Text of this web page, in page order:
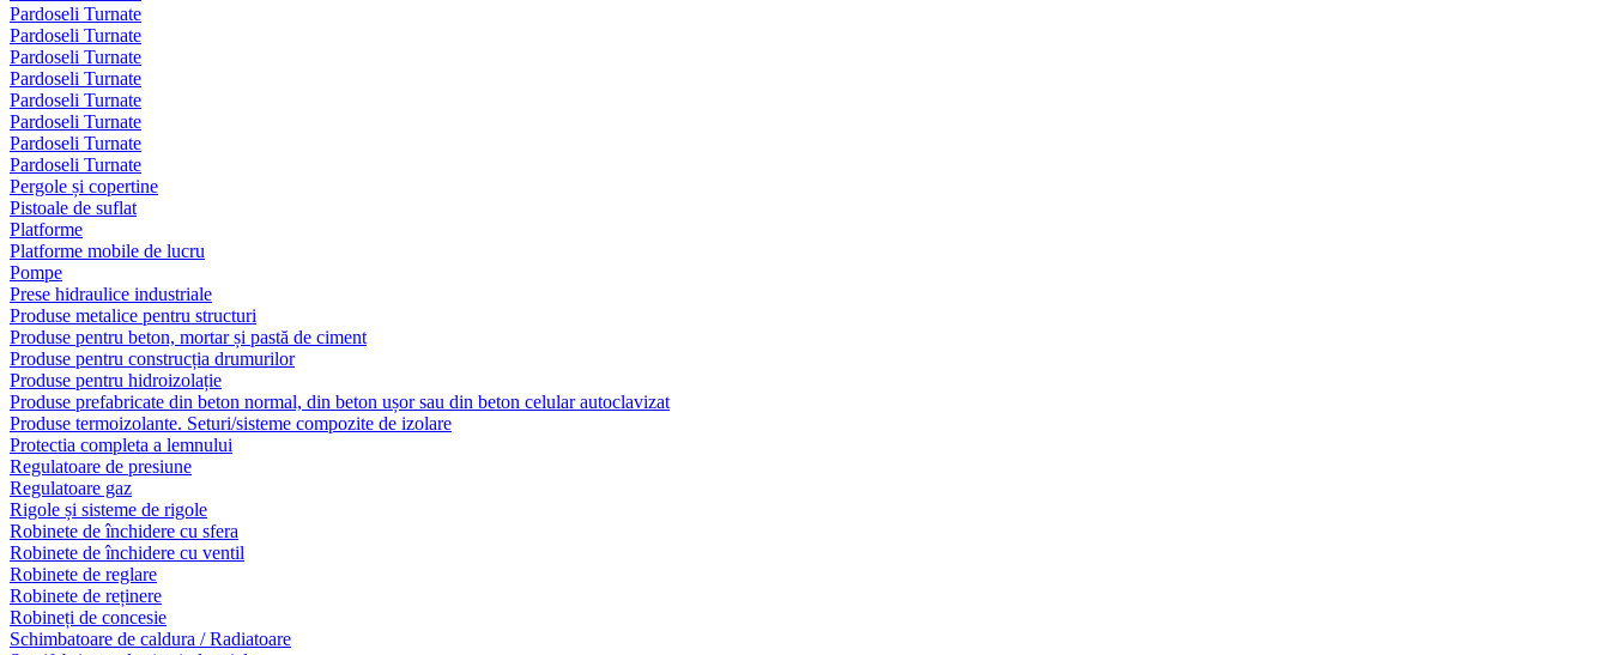
Pardoseli Turnate
Pardoseli Turnate
Pardoseli Turnate
Pardoseli Turnate
Pardoseli Turnate
Pardoseli Turnate
Pardoseli Turnate
Pardoseli Turnate
Pergole și copertine
Pistoale de suflat
Platforme
Platforme mobile de lucru
Pompe
Prese hidraulice industriale
Produse metalice pentru structuri
Produse pentru beton, mortar și pastă de ciment
Produse pentru construcția drumurilor
Produse pentru hidroizolație
Produse prefabricate din beton normal, din beton ușor sau din beton celular autoclavizat
Produse termoizolante. Seturi/sisteme compozite de izolare
Protectia completa a lemnului
Regulatoare de presiune
Regulatoare gaz
Rigole și sisteme de rigole
Robinete de închidere cu sfera
Robinete de închidere cu ventil
Robinete de reglare
Robinete de reținere
Robineți de concesie
Schimbatoare de caldura / Radiatoare